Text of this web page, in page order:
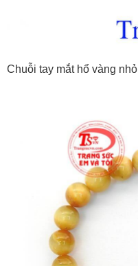
Chuỗi tay mắt hổ vàng nhỏ